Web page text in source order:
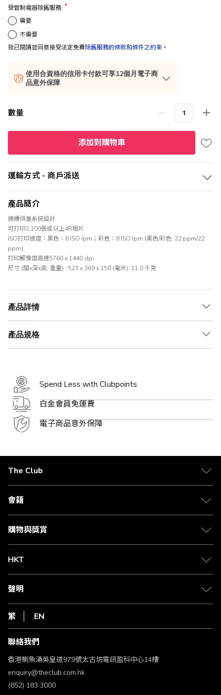
受管制電器除舊服務:
需要
不需要
我已閱讀並同意接受法定免費除舊服務的條款和條件之約束 。
使用合資格的信用卡付款可享12個月電子商
品意外保障
數量
添加到購物車
運輸方式 - 商戶派送
產品簡介
連續供墨系統設計
可打印2,100張或以上4R相片
ISO打印速度：黑色：8 ISO Ipm；彩色：8 ISO Ipm (黑色/彩色: 22 ppm/22
ppm)
打印解像度高達5760 x 1440 dpi
尺寸 (闊x深x高; 重量) : 523 x 369 x 150 (毫米); 11.0 千克
產品詳情
產品規格
Spend Less with Clubpoints
白金會員免運費
電子商品意外保障
The Club
關於 The Club
合作夥伴
媒體中心
會籍
會籍及專屬禮遇
賺取積分
購物與獎賞
物流與配送
Club Shopping 商品領取站
常見問題
HKT
csl.
1010
HKT
聲明
私隱聲明
使用條款
條款及細則
不歧視及不騷擾聲明
認可牌照及通告
繁 EN
聯絡我們
香港鰂魚涌英皇道979號太古坊電訊盈科中心14樓
enquiry@theclub.com.hk
(852) 183 3000